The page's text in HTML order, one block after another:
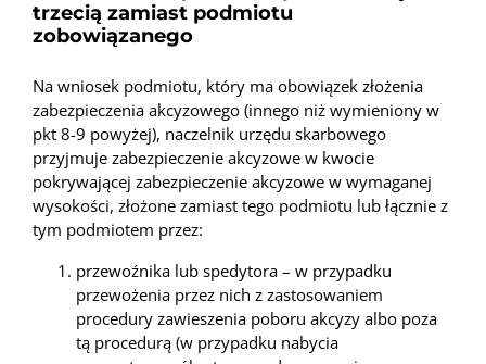
trzecią zamiast podmiotu
zobowiązanego
Na wniosek podmiotu, który ma obowiązek złożenia
zabezpieczenia akcyzowego (innego niż wymieniony w
pkt 8-9 powyżej), naczelnik urzędu skarbowego
przyjmuje zabezpieczenie akcyzowe w kwocie
pokrywającej zabezpieczenie akcyzowe w wymaganej
wysokości, złożone zamiast tego podmiotu lub łącznie z
tym podmiotem przez:
przewoźnika lub spedytora – w przypadku
przewożenia przez nich z zastosowaniem
procedury zawieszenia poboru akcyzy albo poza
tą procedurą (w przypadku nabycia